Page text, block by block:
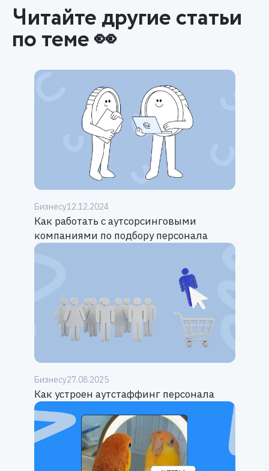
Читайте другие статьи
по теме 👀
Бизнесу12.12.2024
Как работать с аутсорсинговыми
компаниями по подбору персонала
Бизнесу27.08.2025
Как устроен аутстаффинг персонала